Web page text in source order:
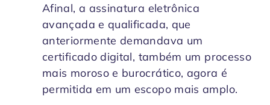
Afinal, a assinatura eletrônica
avançada e qualificada, que
anteriormente demandava um
certificado digital, também um processo
mais moroso e burocrático, agora é
permitida em um escopo mais amplo.